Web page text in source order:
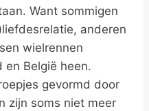
Want sommigen
anderen
wielrennen
en België heen.
gevormd door
zijn soms niet meer